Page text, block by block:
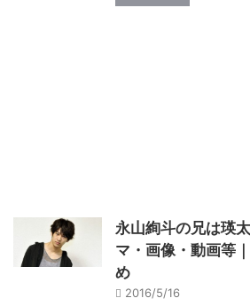
永山絢斗の兄は瑛
マ・画像・動画等
め
2016/5/16